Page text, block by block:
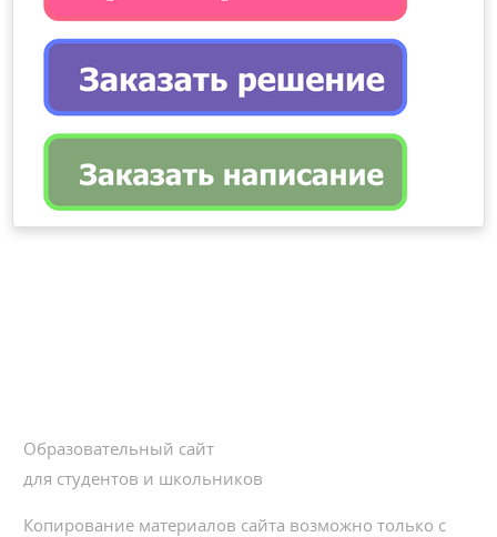
Образовательный сайт
для студентов и школьников
Копирование материалов сайта возможно только с